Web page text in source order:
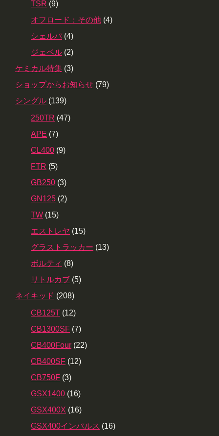
TSR (9)
オフロード：その他 (4)
シェルパ (4)
ジェベル (2)
ケミカル特集 (3)
ショップからお知らせ (79)
シングル (139)
250TR (47)
APE (7)
CL400 (9)
FTR (5)
GB250 (3)
GN125 (2)
TW (15)
エストレヤ (15)
グラストラッカー (13)
ボルティ (8)
リトルカブ (5)
ネイキッド (208)
CB125T (12)
CB1300SF (7)
CB400Four (22)
CB400SF (12)
CB750F (3)
GSX1400 (16)
GSX400X (16)
GSX400インパルス (16)